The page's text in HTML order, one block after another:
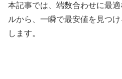
本記事では、端数合わせに最
ルから、一瞬で最安値を見つ
します。